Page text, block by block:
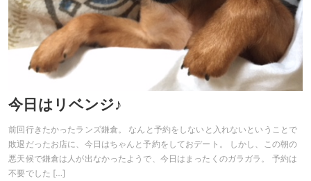
今日はリベンジ♪
前回行きたかったランズ鎌倉。 なんと予約をしないと入れないということで
敗退だったお店に、今日はちゃんと予約をしておデート。 しかし、この朝の
悪天候で鎌倉は人が出なかったようで、今日はまったくのガラガラ。 予約は
不要でした […]